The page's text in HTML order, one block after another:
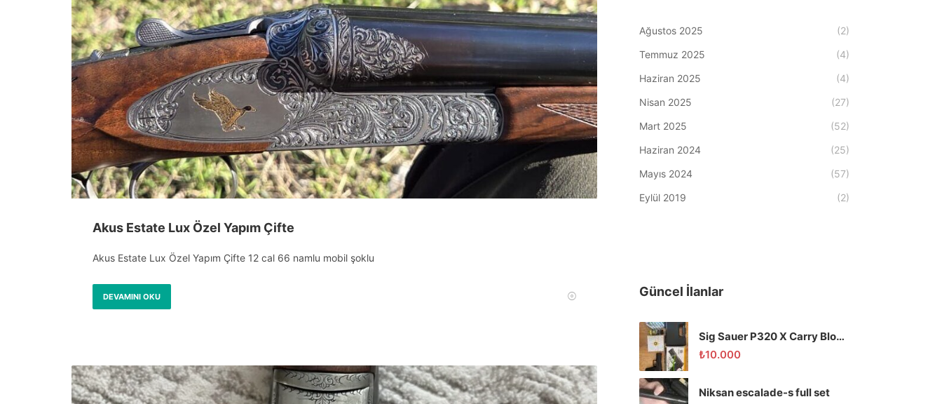
Akus Estate Lux Özel Yapım Çifte
Akus Estate Lux Özel Yapım Çifte 12 cal 66 namlu mobil şoklu
DEVAMINI OKU
Ağustos 2025
(2)
Temmuz 2025
(4)
Haziran 2025
(4)
Nisan 2025
(27)
Mart 2025
(52)
Haziran 2024
(25)
Mayıs 2024
(57)
Eylül 2019
(2)
Güncel İlanlar
Sig Sauer P320 X Carry Blowback Havalı Tabanca
₺10.000
Niksan escalade-s full set